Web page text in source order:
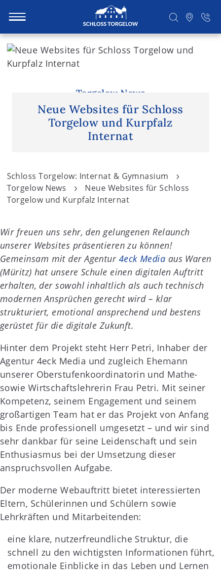
S
Torgelow News
Neue Websites für Schloss
Torgelow und Kurpfalz
Internat
Schloss Torgelow: Internat & Gymnasium
Torgelow News
Neue Websites für Schloss
Torgelow und Kurpfalz Internat
Wir freuen uns sehr, den gelungenen Relaunch
unserer Websites präsentieren zu können!
Gemeinsam mit der Agentur 4eck Media aus Waren
(Müritz) hat unsere Schule einen digitalen Auftritt
erhalten, der sowohl inhaltlich als auch technisch
modernen Ansprüchen gerecht wird – klar
strukturiert, emotional ansprechend und bestens
gerüstet für die digitale Zukunft.
Hinter dem Projekt steht Herr Petri, Inhaber der
Agentur 4eck Media und zugleich Ehemann
unserer Oberstufenkoordinatorin und Mathe-
sowie Wirtschaftslehrerin Frau Petri. Mit seiner
Kompetenz, seinem Engagement und seinem
großartigen Team hat er das Projekt von Anfang
bis Ende professionell umgesetzt – und wir sind
sehr dankbar für seine Leidenschaft und sein
Enthusiasmus bei der Umsetzung dieser
anspruchsvollen Aufgabe.
Der moderne Webauftritt bietet interessierten
Eltern, Schülerinnen und Schülern sowie
Lehrkräften und Mitarbeitenden:
eine klare, nutzerfreundliche Struktur, die
schnell zu den wichtigsten Informationen führt,
emotionale Einblicke in das Leben und Lernen